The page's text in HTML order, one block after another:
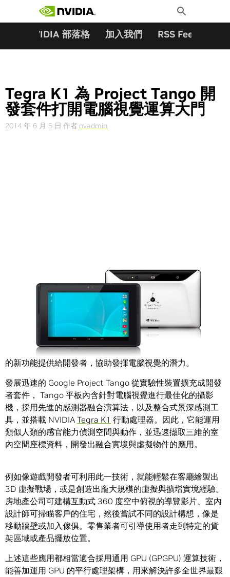
Toggle
Search
NVIDIA 部落格 加入我們 RSS Feeds
Tegra K1 為 Project Tango 開
發套件打開電腦視覺運算大門
2014 年 6 月 5 日 作者 nvadmin
Google 新推出Project Tango 平板開發者套件計畫
的新功能提供給開發者，協助發揮電腦視覺的潛力。
發展迅速的 Google Project Tango 從實驗性裝置擴充成開發
者套件， Tango 平板內含針對電腦視覺進行最佳化的攝影
機，採用先進的感測器融合演算法，以及整合式景深感測工
具，並搭載 NVIDIA Tegra K1 行動處理器。因此，它能運用
類似人類的感官能力偵測空間與動作，並迅速擷取三維的室
內空間座標資料，開發出融合實境與虛擬物件的應用。
例如像遊戲開發者可利用此一技術，就能輕鬆在客廳繪製出
3D 虛擬戰場，或是創造出龐大規模的虛擬與擴增實境經驗。
房地產公司可建構互動式 360 度空中俯視的導覽影片、室內
設計師可掃瞄客戶的住宅，然後嘗試不同的設計構想，像是
移動牆壁或加入傢俱。零售業者可引導使用者走到特定的貨
架區域或產品擺放位置。
上述這些應用都相當適合採用通用 GPU (GPGPU) 運算技術，
能善加運用 GPU 的平行處理架構，用來解決許多全世界最艱